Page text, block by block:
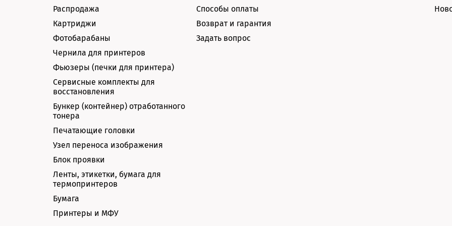
Распродажа
Картриджи
Фотобарабаны
Чернила для принтеров
Фьюзеры (печки для принтера)
Сервисные комплекты для
восстановления
Бункер (контейнер) отработанного
тонера
Печатающие головки
Узел переноса изображения
Блок проявки
Ленты, этикетки, бумага для
термопринтеров
Бумага
Принтеры и МФУ
Способы оплаты
Возврат и гарантия
Задать вопрос